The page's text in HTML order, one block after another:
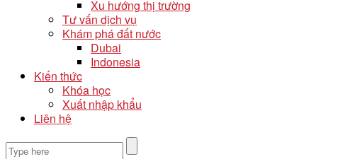
Xu hướng thị trường
Tư vấn dịch vụ
Khám phá đất nước
Dubai
Indonesia
Kiến thức
Khóa học
Xuất nhập khẩu
Liên hệ